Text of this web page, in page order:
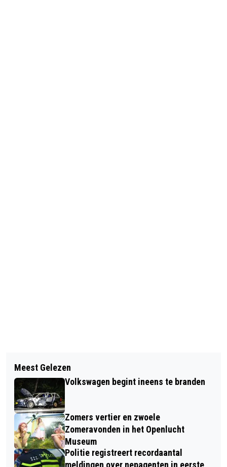
AANTAL WOLVENAANVALLEN OP VEE
AFGELOPEN JAAR FORS GESTEGEN
VRIJE TAFELS OOSTERBEEK: ARJO
KLAMER OVER DE HUMANE ECONOMIE
Meest Gelezen
Volkswagen begint ineens te branden
Zomers vertier en zwoele
Zomeravonden in het Openlucht
Museum
Politie registreert recordaantal